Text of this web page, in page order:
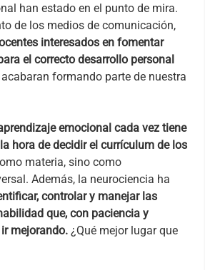
han estado en el punto de mira.
de los medios de comunicación,
interesados en fomentar
el correcto desarrollo personal
formando parte de nuestra
emocional cada vez tiene
hora de decidir el currículum de los
materia, sino como
Además, la neurociencia ha
controlar y manejar las
que, con paciencia y
mejorando. ¿Qué mejor lugar que